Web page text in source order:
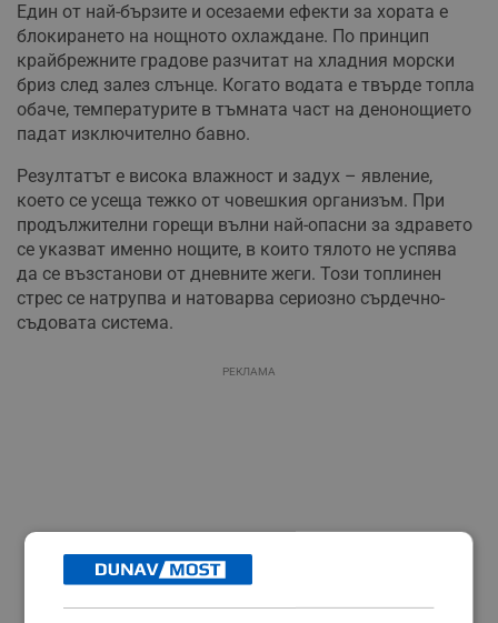
Един от най-бързите и осезаеми ефекти за хората е
блокирането на нощното охлаждане. По принцип
крайбрежните градове разчитат на хладния морски
бриз след залез слънце. Когато водата е твърде топла
обаче, температурите в тъмната част на денонощието
падат изключително бавно.
Резултатът е висока влажност и задух – явление,
което се усеща тежко от човешкия организъм. При
продължителни горещи вълни най-опасни за здравето
се указват именно нощите, в които тялото не успява
да се възстанови от дневните жеги. Този топлинен
стрес се натрупва и натоварва сериозно сърдечно-
съдовата система.
РЕКЛАМА